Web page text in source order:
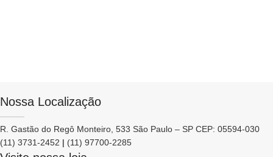
Nossa Localização
R. Gastão do Regô Monteiro, 533 São Paulo – SP CEP: 05594-030
(11) 3731-2452 | (11) 97700-2285